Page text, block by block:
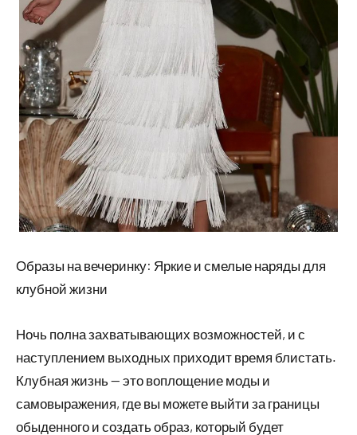
Образы на вечеринку: Яркие и смелые наряды для
клубной жизни
Ночь полна захватывающих возможностей, и с
наступлением выходных приходит время блистать.
Клубная жизнь — это воплощение моды и
самовыражения, где вы можете выйти за границы
обыденного и создать образ, который будет